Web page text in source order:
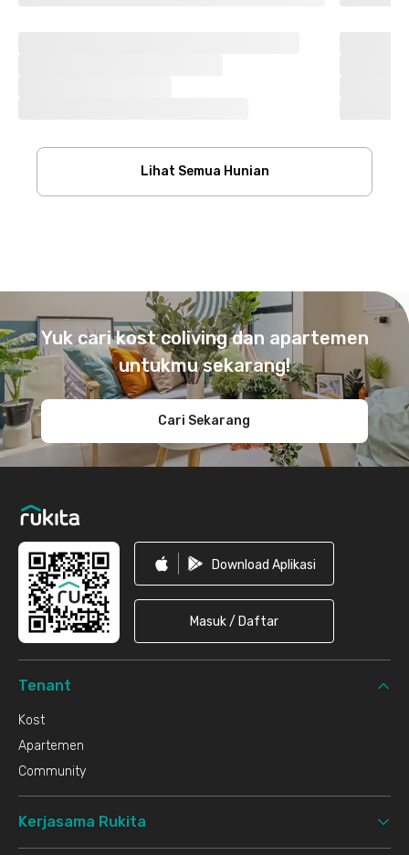
Lihat Semua Hunian
Yuk cari kost coliving dan apartemen
untukmu sekarang!
Cari Sekarang
Download Aplikasi
Masuk / Daftar
Tenant
Kost
Apartemen
Community
Kerjasama Rukita